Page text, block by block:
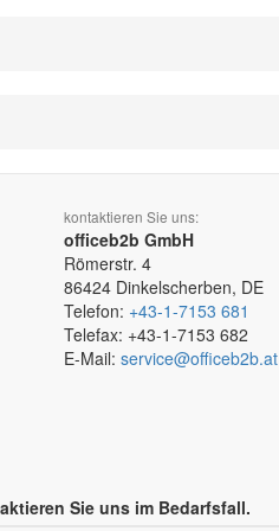
kontaktieren Sie uns:
officeb2b GmbH
Römerstr. 4
86424 Dinkelscherben, DE
Telefon: +43-1-7153 681
Telefax: +43-1-7153 682
E-Mail: service@officeb2b.at
Sie uns im Bedarfsfall.